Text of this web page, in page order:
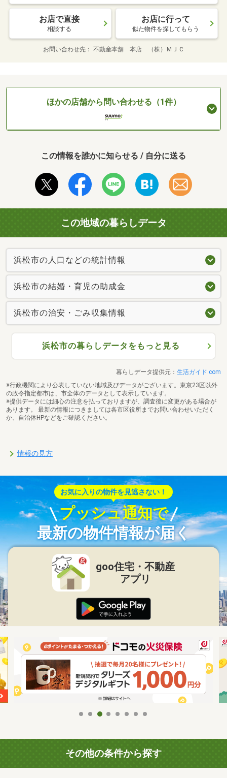
お店で直接
相談する
お店に行って
似た物件を探してもらう
お問い合わせ先 不動産本舗 本店 （株）ＭＪＣ
ほかの店舗から問い合わせる（1件）
この情報を誰かに知らせる / 自分に送る
この地域の暮らしデータ
浜松市の人口などの統計情報
浜松市の結婚・育児の助成金
浜松市の治安・ごみ収集情報
浜松市の暮らしデータをもっと見る
暮らしデータ提供元： 生活ガイド.com
※行政機関により公表していない地域及びデータがございます。東京23区以外
の政令指定都市は、市全体のデータとして表示しています。
※提供データには細心の注意を払っておりますが、調査後に変更がある場合が
あります。 最新の情報につきましては各市区役所までお問い合わせいただく
か、自治体HPなどをご確認ください。
情報の見方
お気に入りの物件を見逃さない！
プッシュ通知で
最新の物件情報が届く
goo住宅・不動産
アプリ
その他の条件から探す